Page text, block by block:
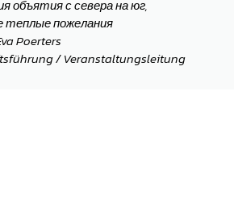
объятия с севера на юг,
теплые пожелания
Poerters
/ Veranstaltungsleitung